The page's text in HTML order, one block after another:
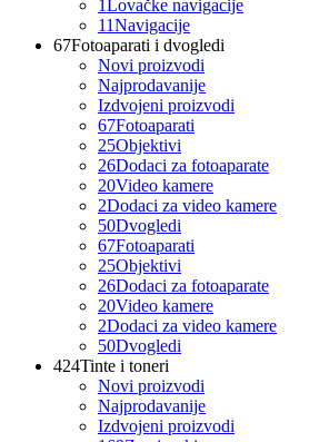
1Lovačke navigacije
11Navigacije
67Fotoaparati i dvogledi
Novi proizvodi
Najprodavanije
Izdvojeni proizvodi
67Fotoaparati
25Objektivi
26Dodaci za fotoaparate
20Video kamere
2Dodaci za video kamere
50Dvogledi
67Fotoaparati
25Objektivi
26Dodaci za fotoaparate
20Video kamere
2Dodaci za video kamere
50Dvogledi
424Tinte i toneri
Novi proizvodi
Najprodavanije
Izdvojeni proizvodi